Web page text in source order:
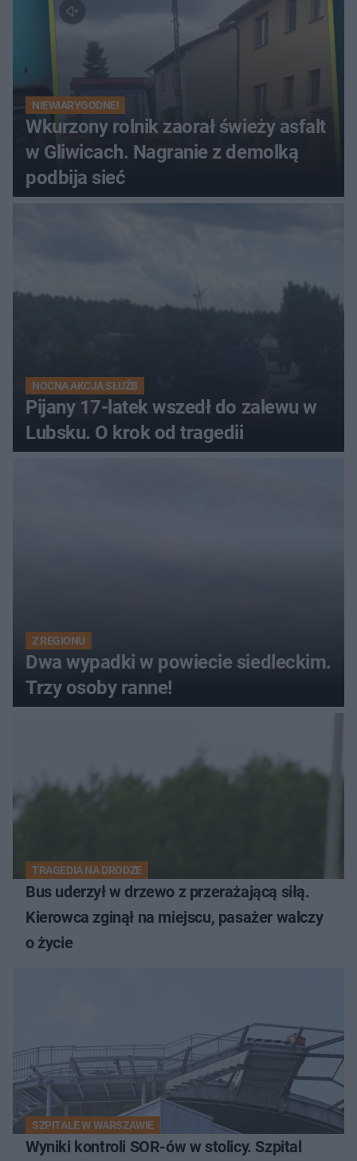
NIEWIARYGODNE!
Wkurzony rolnik zaorał świeży asfalt
w Gliwicach. Nagranie z demolką
podbija sieć
NOCNA AKCJA SŁUŻB
Pijany 17-latek wszedł do zalewu w
Lubsku. O krok od tragedii
Z REGIONU
Dwa wypadki w powiecie siedleckim.
Trzy osoby ranne!
TRAGEDIA NA DRODZE
Bus uderzył w drzewo z przerażającą siłą.
Kierowca zginął na miejscu, pasażer walczy
o życie
SZPITALE W WARSZAWIE
Wyniki kontroli SOR-ów w stolicy. Szpital